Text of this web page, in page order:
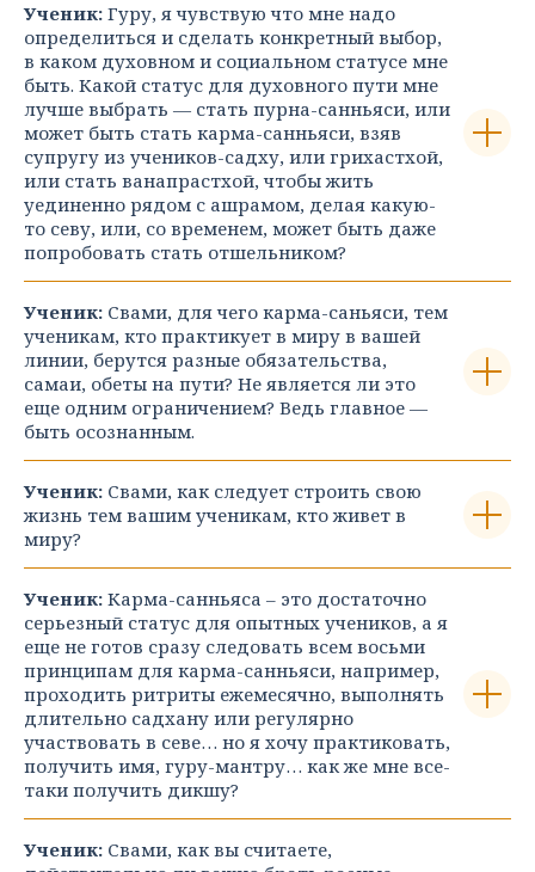
Ученик: Гуру, я чувствую что мне надо
определиться и сделать конкретный выбор,
в каком духовном и социальном статусе мне
быть. Какой статус для духовного пути мне
лучше выбрать — стать пурна-санньяси, или
может быть стать карма-санньяси, взяв
супругу из учеников-садху, или грихастхой,
или стать ванапрастхой, чтобы жить
уединенно рядом с ашрамом, делая какую-
то севу, или, со временем, может быть даже
попробовать стать отшельником?
Ученик: Свами, для чего карма-саньяси, тем
ученикам, кто практикует в миру в вашей
линии, берутся разные обязательства,
самаи, обеты на пути? Не является ли это
еще одним ограничением? Ведь главное —
быть осознанным.
Ученик: Свами, как следует строить свою
жизнь тем вашим ученикам, кто живет в
миру?
Ученик: Карма-санньяса – это достаточно
серьезный статус для опытных учеников, а я
еще не готов сразу следовать всем восьми
принципам для карма-санньяси, например,
проходить ритриты ежемесячно, выполнять
длитель­но садхану или регулярно
участвовать в севе… но я хочу практиковать,
получить имя, гуру-мантру… как же мне все-
таки получить дикшу?
Ученик: Свами, как вы считаете,